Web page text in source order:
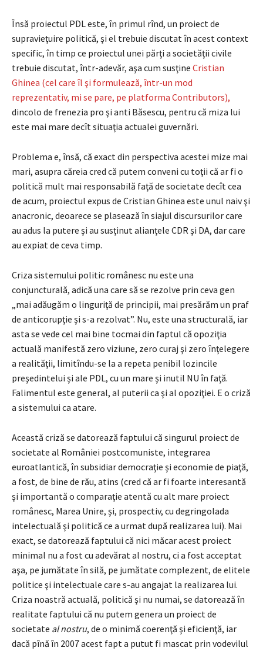
Însă proiectul PDL este, în primul rînd, un proiect de
supravieţuire politică, şi el trebuie discutat în acest context
specific, în timp ce proiectul unei părţi a societăţii civile
trebuie discutat, într-adevăr, aşa cum susţine Cristian
Ghinea (cel care îl şi formulează, într-un mod
reprezentativ, mi se pare, pe platforma Contributors),
dincolo de frenezia pro şi anti Băsescu, pentru că miza lui
este mai mare decît situaţia actualei guvernări.
Problema e, însă, că exact din perspectiva acestei mize mai
mari, asupra căreia cred că putem conveni cu toţii că ar fi o
politică mult mai responsabilă faţă de societate decît cea
de acum, proiectul expus de Cristian Ghinea este unul naiv şi
anacronic, deoarece se plasează în siajul discursurilor care
au adus la putere şi au susţinut alianţele CDR şi DA, dar care
au expiat de ceva timp.
Criza sistemului politic românesc nu este una
conjuncturală, adică una care să se rezolve prin ceva gen
„mai adăugăm o linguriţă de principii, mai presărăm un praf
de anticorupţie şi s-a rezolvat”. Nu, este una structurală, iar
asta se vede cel mai bine tocmai din faptul că opoziţia
actuală manifestă zero viziune, zero curaj şi zero înţelegere
a realităţii, limitîndu-se la a repeta penibil lozincile
preşedintelui şi ale PDL, cu un mare şi inutil NU în faţă.
Falimentul este general, al puterii ca şi al opoziţiei. E o criză
a sistemului ca atare.
Această criză se datorează faptului că singurul proiect de
societate al României postcomuniste, integrarea
euroatlantică, în subsidiar democraţie şi economie de piaţă,
a fost, de bine de rău, atins (cred că ar fi foarte interesantă
şi importantă o comparaţie atentă cu alt mare proiect
românesc, Marea Unire, şi, prospectiv, cu degringolada
intelectuală şi politică ce a urmat după realizarea lui). Mai
exact, se datorează faptului că nici măcar acest proiect
minimal nu a fost cu adevărat al nostru, ci a fost acceptat
aşa, pe jumătate în silă, pe jumătate complezent, de elitele
politice şi intelectuale care s-au angajat la realizarea lui.
Criza noastră actuală, politică şi nu numai, se datorează în
realitate faptului că nu putem genera un proiect de
societate al nostru, de o minimă coerenţă şi eficienţă, iar
dacă pînă în 2007 acest fapt a putut fi mascat prin vodevilul